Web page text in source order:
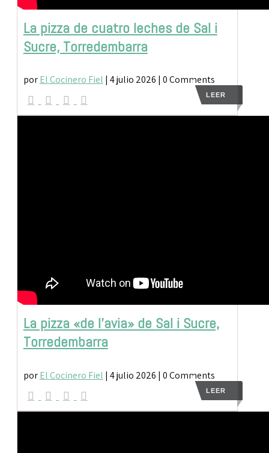
La pizza de cuatro leches de Sal i
Sucre, Torredembarra
porEl Cocinero Fiel | 4 julio 2026 | 0 Comments
LEER
La pizza «de l’avia» de Sal i Sucre,
Torredembarra
porEl Cocinero Fiel | 4 julio 2026 | 0 Comments
LEER